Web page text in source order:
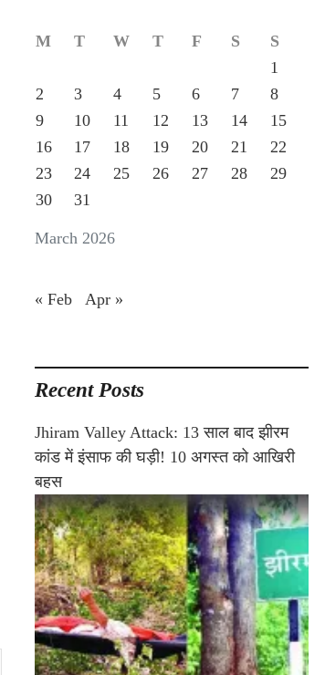
March 2026
M T W T F S
S
1
2
3 4 5 6 7
8
9
10 11 12 13 14
15
16
17 18 19 20 21
22
23
24 25 26 27 28
29
30
31
« Feb Apr »
Recent Posts
Jhiram Valley Attack: 13 साल बाद झीरम
कांड में इंसाफ की घड़ी! 10 अगस्त को आखिरी
बहस